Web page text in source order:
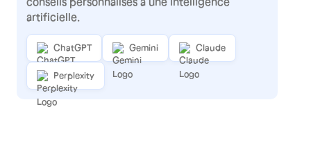
artificielle.
ChatGPT Gemini Claude
Perplexity